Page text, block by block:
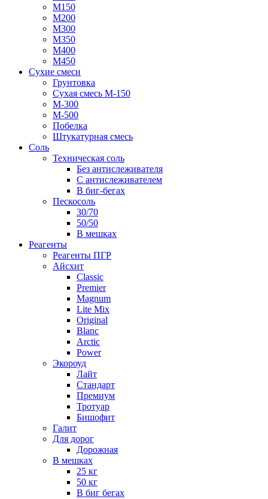
М150
М200
М300
М350
М400
М450
Сухие смеси
Грунтовка
Сухая смесь М-150
М-300
М-500
Побелка
Штукатурная смесь
Соль
Техническая соль
Без антислеживателя
С антислеживателем
В биг-бегах
Пескосоль
30/70
50/50
В мешках
Реагенты
Реагенты ПГР
Айсхит
Classic
Premier
Magnum
Lite Mix
Original
Blanc
Arctic
Power
Экороуд
Лайт
Стандарт
Премиум
Тротуар
Бишофит
Галит
Для дорог
Дорожная
В мешках
25 кг
50 кг
В биг бегах